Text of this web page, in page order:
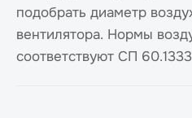
подобрать диаметр
вентилятора. Нормы
соответствуют СП